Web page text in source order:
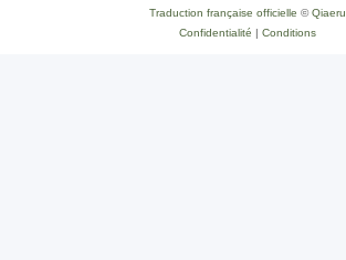
Traduction française officielle ©Qiaeru
Confidentialité | Conditions